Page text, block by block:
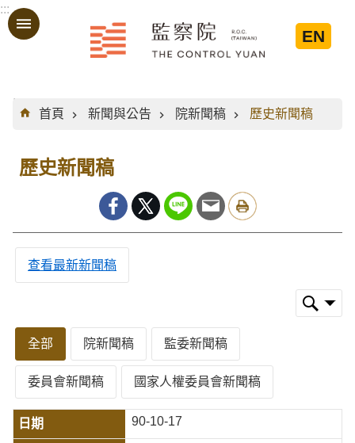
跳到主要內容區塊
:::
EN
:::
首頁
新聞與公告 院新聞稿 歷史新聞稿
歷史新聞稿
查看最新新聞稿
全部 院新聞稿 監委新聞稿
委員會新聞稿 國家人權委員會新聞稿
90-10-17